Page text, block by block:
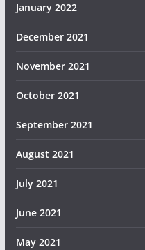
January 2022
December 2021
November 2021
October 2021
September 2021
August 2021
July 2021
June 2021
May 2021